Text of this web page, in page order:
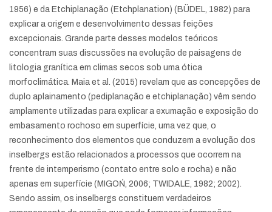
1956) e da Etchiplanação (Etchplanation) (BÜDEL, 1982) para
explicar a origem e desenvolvimento dessas feições
excepcionais. Grande parte desses modelos teóricos
concentram suas discussões na evolução de paisagens de
litologia granítica em climas secos sob uma ótica
morfoclimática. Maia et al. (2015) revelam que as concepções de
duplo aplainamento (pediplanação e etchiplanação) vêm sendo
amplamente utilizadas para explicar a exumação e exposição do
embasamento rochoso em superfície, uma vez que, o
reconhecimento dos elementos que conduzem a evolução dos
inselbergs estão relacionados a processos que ocorrem na
frente de intemperismo (contato entre solo e rocha) e não
apenas em superfície (MIGOŃ, 2006; TWIDALE, 1982; 2002).
Sendo assim, os inselbergs constituem verdadeiros